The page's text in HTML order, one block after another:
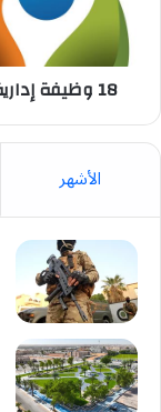
جمعية
نماء
الخيرية
18 وظيفة إدارية وفنية شاغرة في جمعية نماء الخيرية
الأشهر